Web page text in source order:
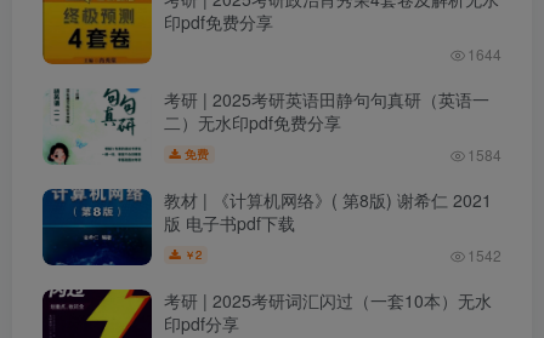
印pdf免费分享
1644
考研 | 2025考研英语田静句句真研（英语一
二）无水印pdf免费分享
免费 1584
教材 | 《计算机网络》( 第8版) 谢希仁 2021
版 电子书pdf下载
￥2 1542
考研 | 2025考研词汇闪过（一套10本）无水
印pdf分享